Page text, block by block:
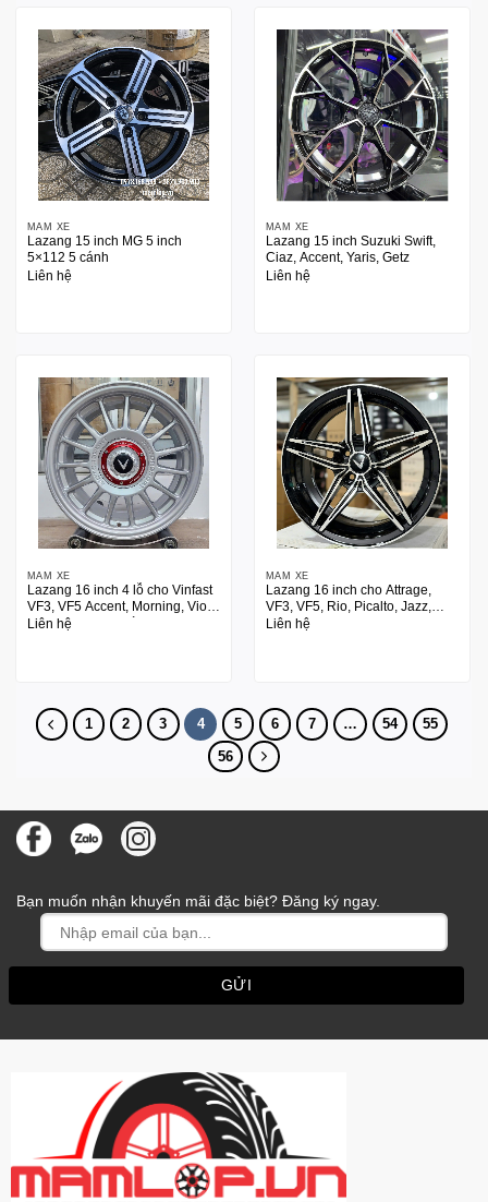
MÂM XE
Lazang 15 inch MG 5 inch
5×112 5 cánh
Liên hệ
MÂM XE
Lazang 15 inch Suzuki Swift,
Ciaz, Accent, Yaris, Getz
Liên hệ
MÂM XE
Lazang 16 inch 4 lỗ cho Vinfast
VF3, VF5 Accent, Morning, Vios,
Rio, Ciaz, Swift màu bạc Silver
Liên hệ
MÂM XE
Lazang 16 inch cho Attrage,
VF3, VF5, Rio, Picalto, Jazz,
Mazda2, Swith
Liên hệ
1 2 3 4 5 6 7 … 54
55
56
Bạn muốn nhận khuyến mãi đặc biệt? Đăng ký ngay.